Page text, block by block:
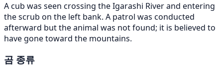
A cub was seen crossing the Igarashi River and entering
the scrub on the left bank. A patrol was conducted
afterward but the animal was not found; it is believed to
have gone toward the mountains.
곰 종류